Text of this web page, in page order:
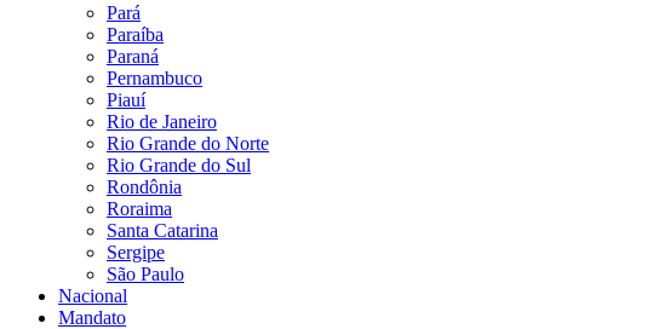
Pará
Paraíba
Paraná
Pernambuco
Piauí
Rio de Janeiro
Rio Grande do Norte
Rio Grande do Sul
Rondônia
Roraima
Santa Catarina
Sergipe
São Paulo
Nacional
Mandato